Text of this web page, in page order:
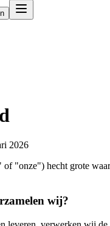
2026
"onze") hecht grote
wij?